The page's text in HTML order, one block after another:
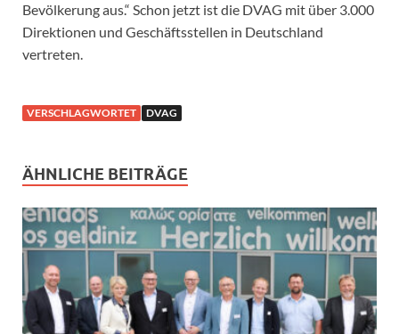
Bevölkerung aus.“ Schon jetzt ist die DVAG mit über 3.000
Direktionen und Geschäftsstellen in Deutschland
vertreten.
VERSCHLAGWORTET DVAG
ÄHNLICHE BEITRÄGE